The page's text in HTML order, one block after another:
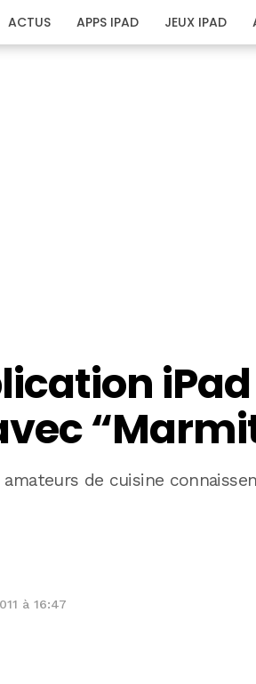
ACTUS APPS IPAD JEUX IPAD
amateurs de cuisine
à 16:47